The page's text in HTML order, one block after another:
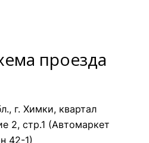
проезда
г. Химки, квартал
2, стр.1 (Автомаркет
42-1)